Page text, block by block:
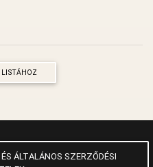
LISTÁHOZ
ÁLTALÁNOS SZERZŐDÉSI